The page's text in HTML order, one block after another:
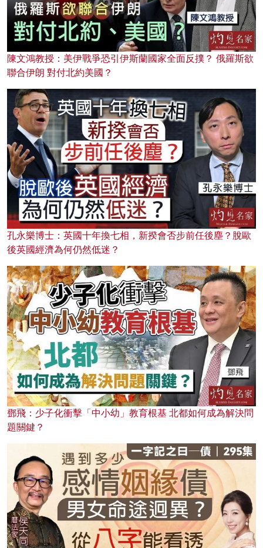
陳文鴻教授：美伊戰爭恐引伊斯蘭國家全面反撲？ 俄羅斯欲
聯合伊朗 對付北約美國？
孔永樂博士：英國十年換七相，新揆會否步前任後塵？脫歐
後英國經濟為何仍然低迷？
鄧飛：少子化衝擊「中小幼」教育根基 北都如何成為解決問
題關鍵？